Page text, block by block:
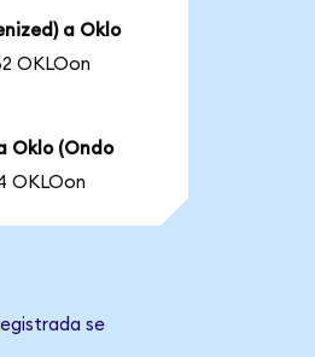
a Oklo
OKLOon
Oklo (Ondo
OKLOon
se